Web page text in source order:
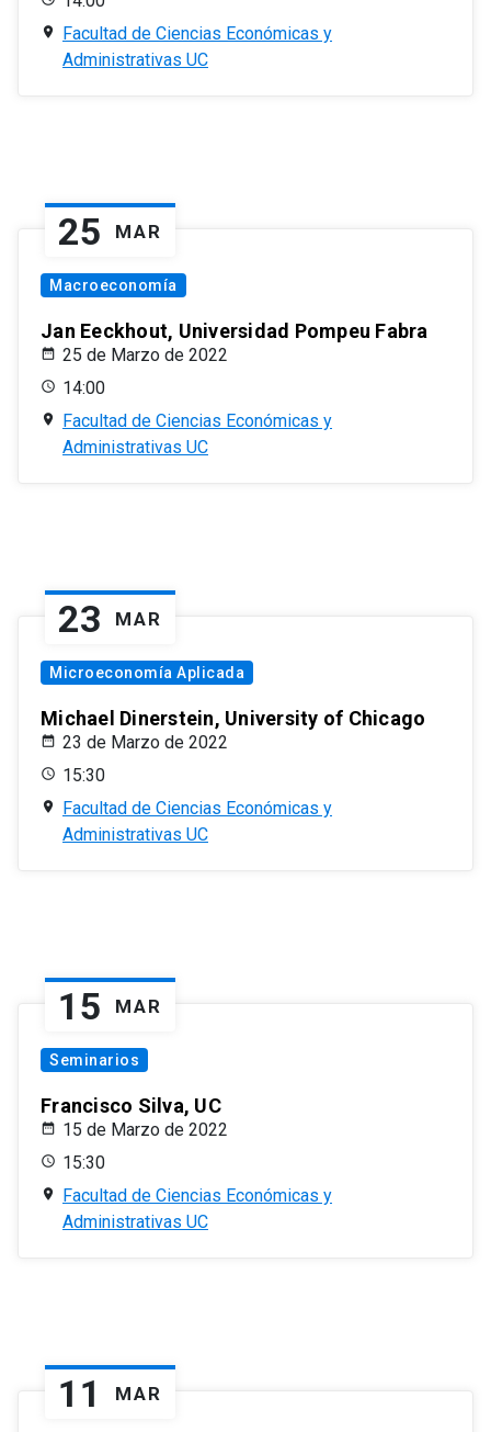
Facultad de Ciencias Económicas y
Administrativas UC
25 MAR
Macroeconomía
Jan Eeckhout, Universidad Pompeu Fabra
25 de Marzo de 2022
14:00
Facultad de Ciencias Económicas y
Administrativas UC
23 MAR
Microeconomía Aplicada
Michael Dinerstein, University of Chicago
23 de Marzo de 2022
15:30
Facultad de Ciencias Económicas y
Administrativas UC
15 MAR
Seminarios
Francisco Silva, UC
15 de Marzo de 2022
15:30
Facultad de Ciencias Económicas y
Administrativas UC
11 MAR